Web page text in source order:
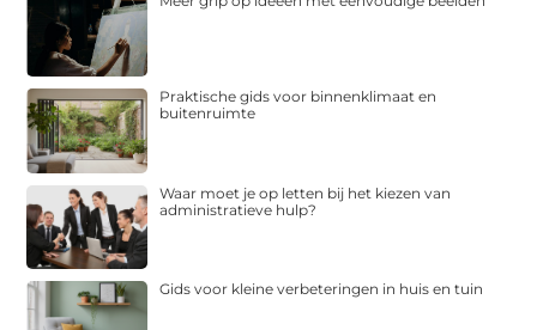
Praktische gids voor binnenklimaat en
buitenruimte
Waar moet je op letten bij het kiezen van
administratieve hulp?
Gids voor kleine verbeteringen in huis en tuin